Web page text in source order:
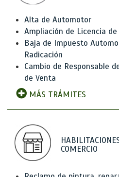
Alta de Automotor
Ampliación de Licencia
Baja de Impuesto
Radicación
Cambio de Responsable
de Venta
MÁS TRÁMITES
COMERCIO